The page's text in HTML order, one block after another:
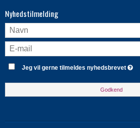
Nyhedstilmelding
Jeg vil gerne tilmeldes nyhedsbrevet
Godkend